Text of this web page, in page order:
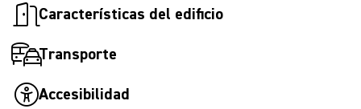
Características del edificio
Transporte
Accesibilidad